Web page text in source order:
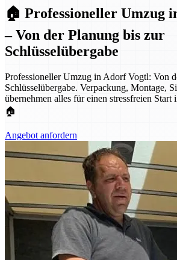
🏠 Professioneller Umzug
– Von der Planung bis zur
Schlüsselübergabe
Professioneller Umzug in Adorf Vogtl: Von
Schlüsselübergabe. Verpackung, Montage,
übernehmen alles für einen stressfreien Start
🏠
Angebot anfordern